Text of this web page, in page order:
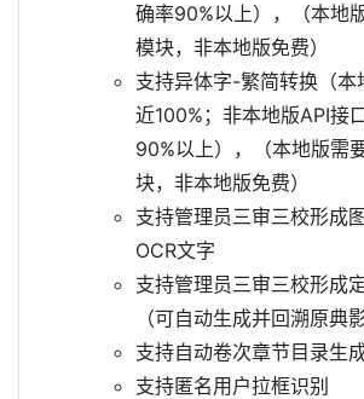
确率90%以上），（本地
模块，非本地版免费）
支持异体字-繁简转换（本
近100%；非本地版API接
90%以上），（本地版需
块，非本地版免费）
支持管理员三审三校形成
OCR文字
支持管理员三审三校形成
（可自动生成并回溯原典影
支持自动卷次章节目录生
支持匿名用户拉框识别